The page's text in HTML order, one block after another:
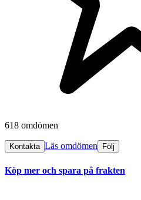
618 omdömen
Kontakta Läs omdömen Följ
Köp mer och spara på frakten